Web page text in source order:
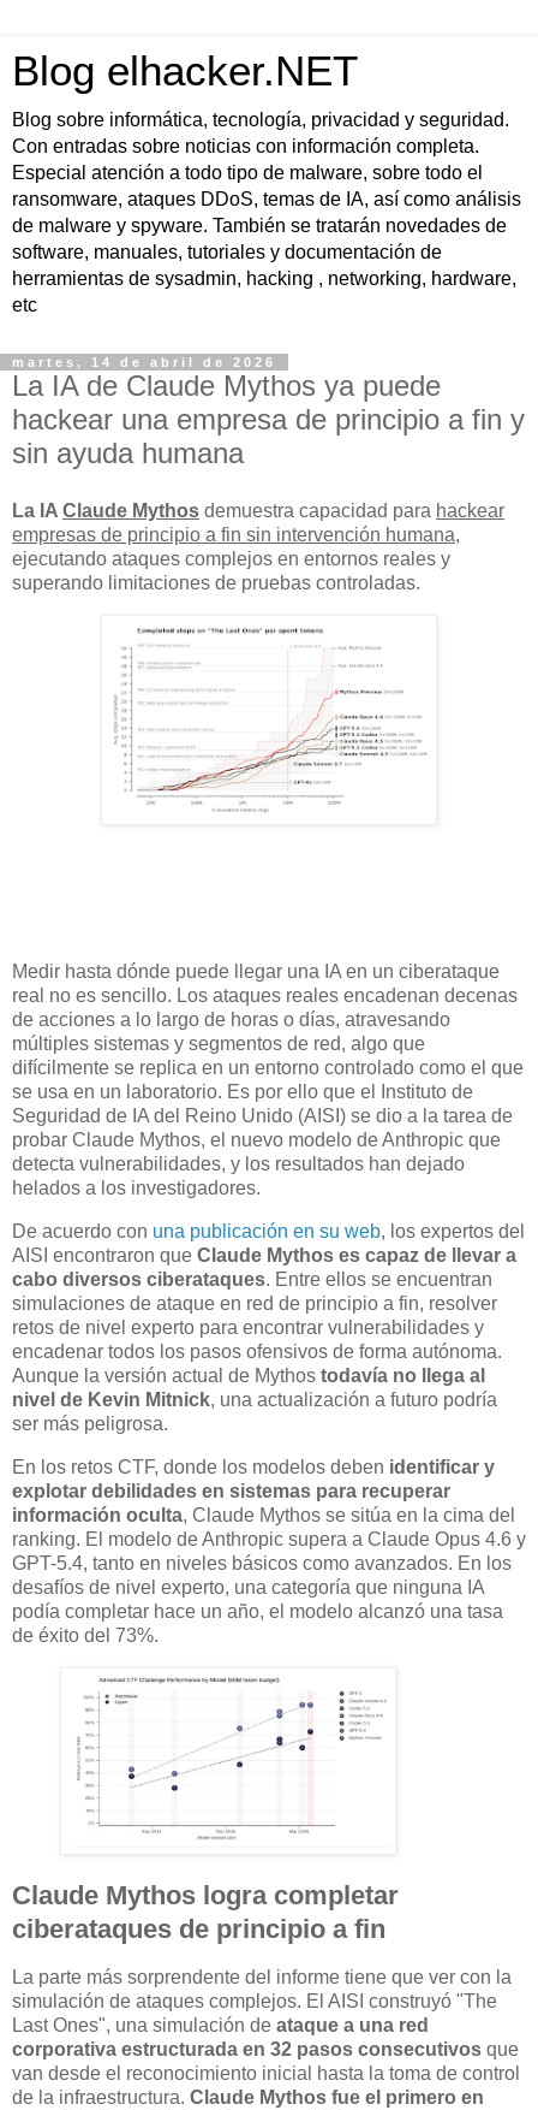
Blog elhacker.NET
Blog sobre informática, tecnología, privacidad y seguridad.
Con entradas sobre noticias con información completa.
Especial atención a todo tipo de malware, sobre todo el
ransomware, ataques DDoS, temas de IA, así como análisis
de malware y spyware. También se tratarán novedades de
software, manuales, tutoriales y documentación de
herramientas de sysadmin, hacking , networking, hardware,
etc
martes, 14 de abril de 2026
La IA de Claude Mythos ya puede
hackear una empresa de principio a fin y
sin ayuda humana
La IA Claude Mythos demuestra capacidad para hackear
empresas de principio a fin sin intervención humana,
ejecutando ataques complejos en entornos reales y
superando limitaciones de pruebas controladas.
Medir hasta dónde puede llegar una IA en un ciberataque
real no es sencillo. Los ataques reales encadenan decenas
de acciones a lo largo de horas o días, atravesando
múltiples sistemas y segmentos de red, algo que
difícilmente se replica en un entorno controlado como el que
se usa en un laboratorio. Es por ello que el Instituto de
Seguridad de IA del Reino Unido (AISI) se dio a la tarea de
probar Claude Mythos, el nuevo modelo de Anthropic que
detecta vulnerabilidades, y los resultados han dejado
helados a los investigadores.
De acuerdo con una publicación en su web, los expertos del
AISI encontraron que Claude Mythos es capaz de llevar a
cabo diversos ciberataques. Entre ellos se encuentran
simulaciones de ataque en red de principio a fin, resolver
retos de nivel experto para encontrar vulnerabilidades y
encadenar todos los pasos ofensivos de forma autónoma.
Aunque la versión actual de Mythos todavía no llega al
nivel de Kevin Mitnick, una actualización a futuro podría
ser más peligrosa.
En los retos CTF, donde los modelos deben identificar y
explotar debilidades en sistemas para recuperar
información oculta, Claude Mythos se sitúa en la cima del
ranking. El modelo de Anthropic supera a Claude Opus 4.6 y
GPT-5.4, tanto en niveles básicos como avanzados. En los
desafíos de nivel experto, una categoría que ninguna IA
podía completar hace un año, el modelo alcanzó una tasa
de éxito del 73%.
Claude Mythos logra completar
ciberataques de principio a fin
La parte más sorprendente del informe tiene que ver con la
simulación de ataques complejos. El AISI construyó "The
Last Ones", una simulación de ataque a una red
corporativa estructurada en 32 pasos consecutivos que
van desde el reconocimiento inicial hasta la toma de control
de la infraestructura. Claude Mythos fue el primero en